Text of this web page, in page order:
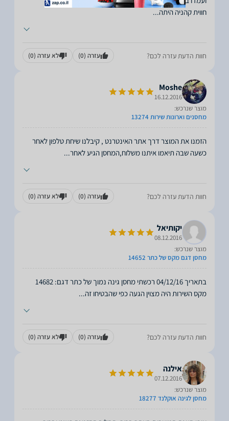
חווית קהניה היתה...
חוות הדעת עזרה לכם? עזרה (0) לא עזרה (0)
Moshe
16.12.2016
מוצר שנרכש:
מחסנים וארונות שירות 13274
הזמנו את המוצר דרך אתר האינטרנט , קיבלנו שיחת טלפון לאחר
כשעה שבה תיאמו איתנו משלוח,המחסן הגיע לאחר...
חוות הדעת עזרה לכם? עזרה (0) לא עזרה (0)
יקותיאל
08.12.2016
מוצר שנרכש:
מחסן דגם מקס של כתר 14652
בתאריך 04/12/16 רכשתי מחסן גינה נמוך של כתר דגם: 14682
מקס השירות היה מצוין הגעה כפי שהבטיחו זה...
חוות הדעת עזרה לכם? עזרה (0) לא עזרה (0)
אילנה
07.12.2016
מוצר שנרכש:
מחסן לגינה אוקלנד 18277